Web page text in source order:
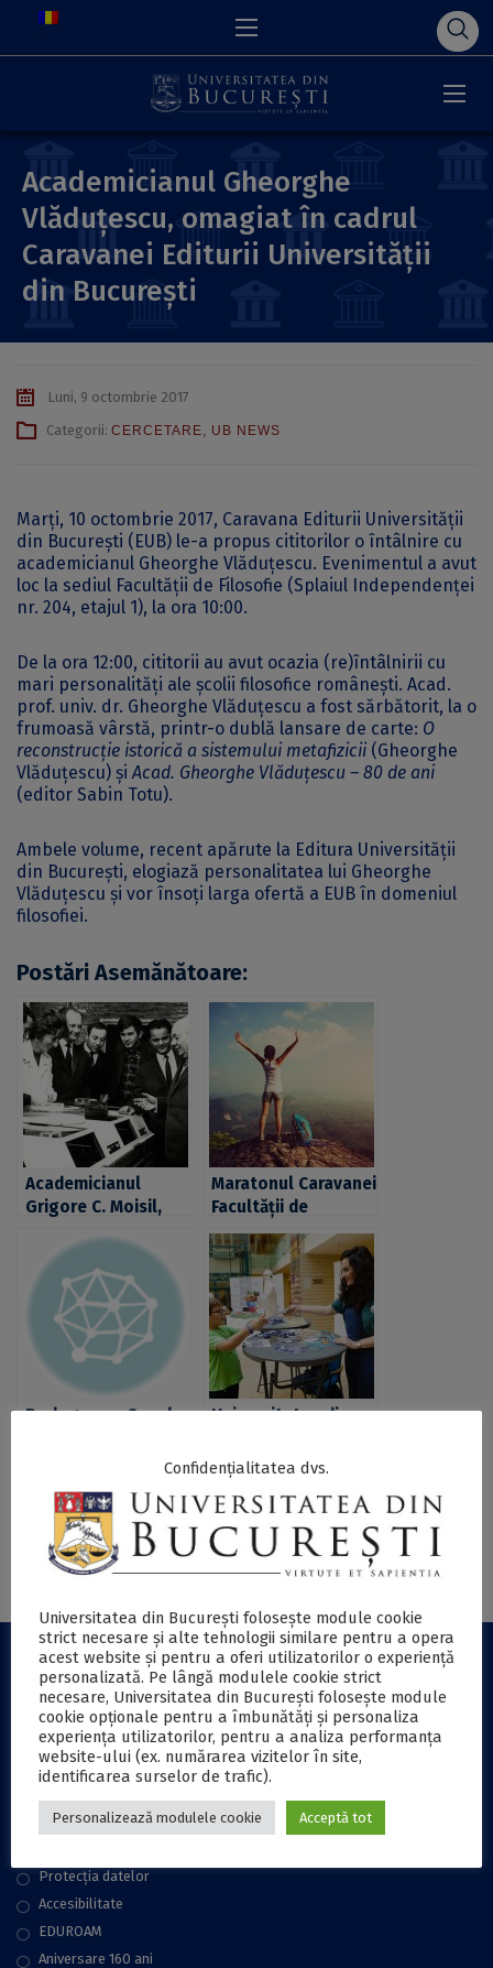
Academicianul Gheorghe
Vlăduţescu, omagiat în cadrul
Caravanei Editurii Universității
din București
Luni, 9 octombrie 2017
Categorii: CERCETARE, UB NEWS
Marţi, 10 octombrie 2017, Caravana Editurii Universității
din București (EUB) le-a propus cititorilor o întâlnire cu
academicianul Gheorghe Vlăduţescu. Evenimentul a avut
loc la sediul Facultății de Filosofie (Splaiul Independenţei
nr. 204, etajul 1), la ora 10:00.
De la ora 12:00, cititorii au avut ocazia (re)întâlnirii cu
mari personalităţi ale şcolii filosofice româneşti. Acad.
prof. univ. dr. Gheorghe Vlăduţescu a fost sărbătorit, la o
frumoasă vârstă, printr-o dublă lansare de carte: O
reconstrucţie istorică a sistemului metafizicii(Gheorghe
Vlăduţescu) șiAcad. Gheorghe Vlăduţescu – 80 de ani
(editor Sabin Totu).
Ambele volume, recent apărute la Editura Universității
din București, elogiază personalitatea lui Gheorghe
Vlăduțescu și vor însoţi larga ofertă a EUB în domeniul
filosofiei.
Postări Asemănătoare:
Academicianul
Grigore C. Moisil,
ani de la înființarea
secției „Mașini de
Calcul” la
Universitatea din
București
Maratonul Caravanei
Facultății de
Geografie a
Universităţii din
Bucureşti
Prelegerea „Școala
Gheorghe Chivu,
profesor emerit al
Facultății de Litere
din cadrul
București
Universitatea din
la ediția din 2022 a
Caravanei Știință &
Imaginație
LINKURI UTILE
Informații publice
Achiziții publice
Cariere
Protecţia datelor
Accesibilitate
EDUROAM
Aniversare 160 ani
Confidențialitatea dvs.
Universitatea din București folosește module cookie
strict necesare și alte tehnologii similare pentru a opera
acest website și pentru a oferi utilizatorilor o experiență
personalizată. Pe lângă modulele cookie strict
necesare, Universitatea din București folosește module
cookie opționale pentru a îmbunătăți și personaliza
experiența utilizatorilor, pentru a analiza performanța
website-ului (ex. numărarea vizitelor în site,
identificarea surselor de trafic).
Personalizează modulele cookie Acceptă tot